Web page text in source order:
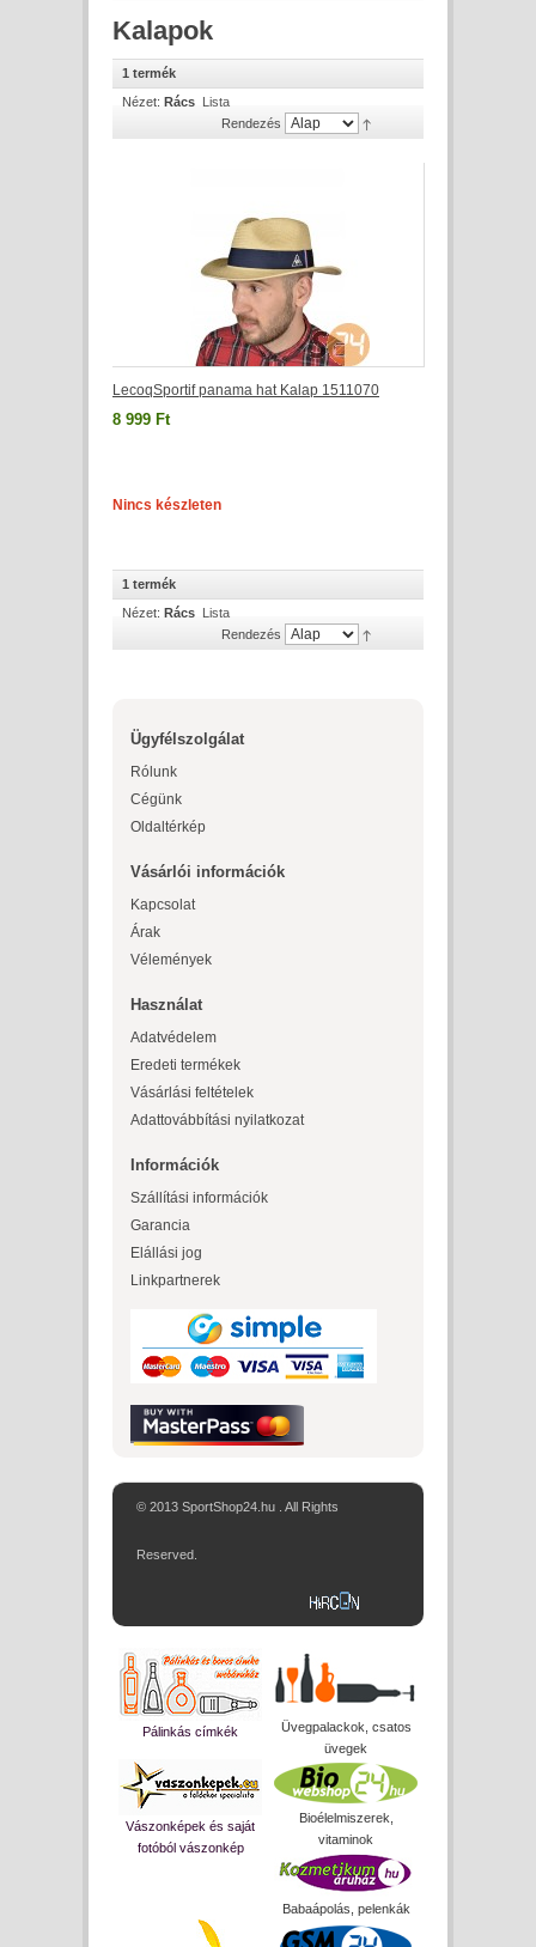
Kalapok
1 termék
Nézet: Rács Lista
Rendezés
LecoqSportif panama hat Kalap 1511070
8 999 Ft
Nincs készleten
1 termék
Nézet: Rács Lista
Rendezés
Ügyfélszolgálat
Rólunk
Cégünk
Oldaltérkép
Vásárlói információk
Kapcsolat
Árak
Vélemények
Használat
Adatvédelem
Eredeti termékek
Vásárlási feltételek
Adattovábbítási nyilatkozat
Információk
Szállítási információk
Garancia
Elállási jog
Linkpartnerek
© 2013 SportShop24.hu . All Rights
Reserved.
Pálinkás címkék
Üvegpalackok, csatos
üvegek
Vászonképek és saját
fotóból vászonkép
Bioélelmiszerek,
vitaminok
Babaápolás, pelenkák